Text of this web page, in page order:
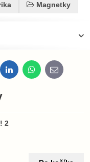
Magnetky
LinkedInWhatsApp
E-
mail
2